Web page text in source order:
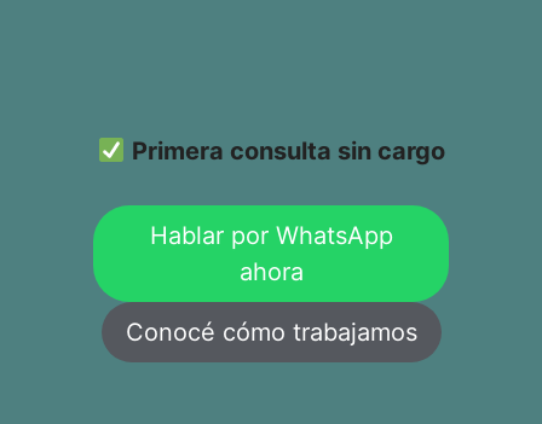
Primera consulta sin cargo
Hablar por WhatsApp
ahora
Conocé cómo trabajamos